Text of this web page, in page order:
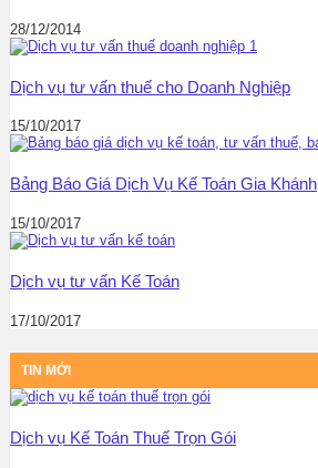
28/12/2014
Dịch vụ tư vấn thuế cho Doanh Nghiệp
15/10/2017
Bảng Báo Giá Dịch Vụ Kế Toán Gia Khánh
15/10/2017
Dịch vụ tư vấn Kế Toán
17/10/2017
TIN MỚI
Dịch vụ Kế Toán Thuế Trọn Gói